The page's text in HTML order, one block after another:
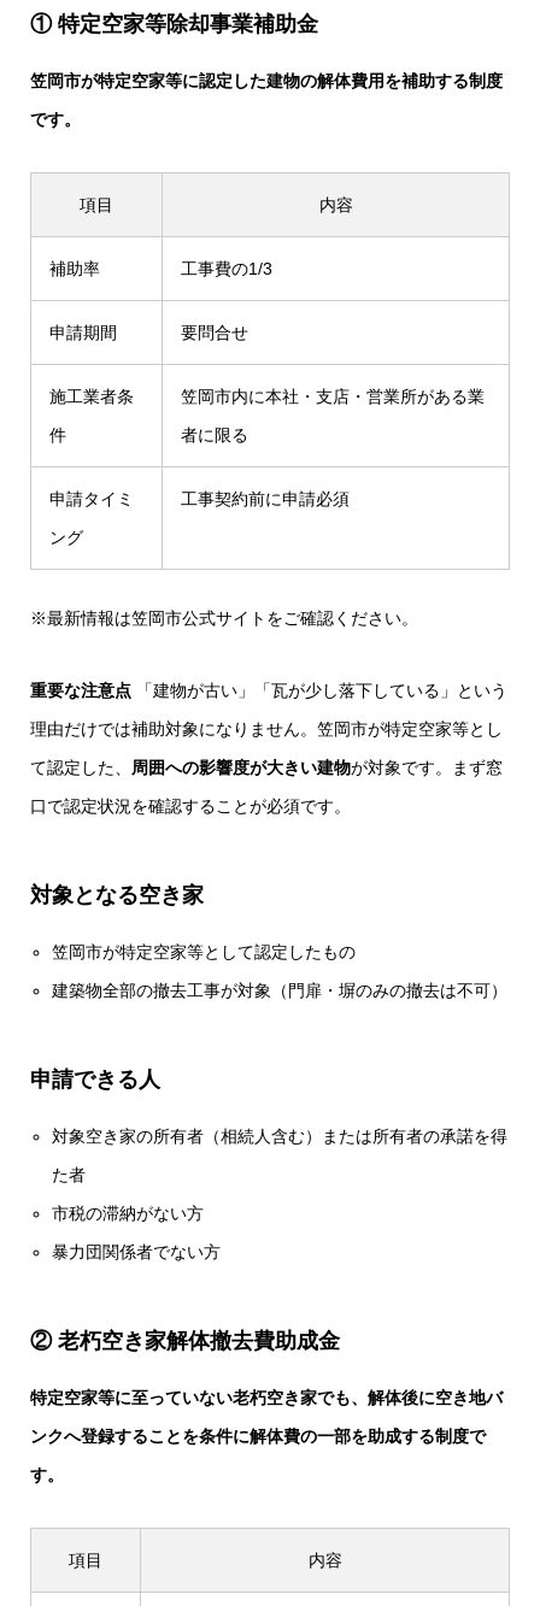
① 特定空家等除却事業補助金
笠岡市が特定空家等に認定した建物の解体費用を補助する制度
です。
項目 内容
補助率 工事費の1/3
申請期間 要問合せ
施工業者条
件
笠岡市内に本社・支店・営業所がある業
者に限る
申請タイミ
ング
工事契約前に申請必須
※最新情報は笠岡市公式サイト をご確認ください。
重要な注意点 「建物が古い」「瓦が少し落下している」という
理由だけでは補助対象になりません。笠岡市が特定空家等とし
て認定した、 周囲への影響度が大きい建物が対象です。まず窓
口で認定状況を確認することが必須です。
対象となる空き家
笠岡市が特定空家等として認定したもの
建築物全部の撤去工事が対象（門扉・塀のみの撤去は不可）
申請できる人
対象空き家の所有者（相続人含む）または所有者の承諾を得
た者
市税の滞納がない方
暴力団関係者でない方
② 老朽空き家解体撤去費助成金
特定空家等に至っていない老朽空き家でも、解体後に空き地バ
ンクへ登録することを条件に解体費の一部を助成する制度で
す。
項目 内容